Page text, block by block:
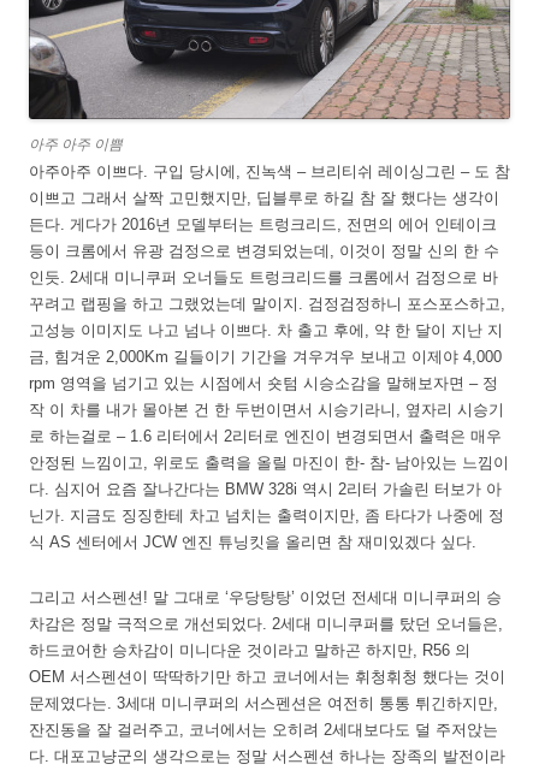
아주 아주 이쁨
아주아주 이쁘다. 구입 당시에, 진녹색 – 브리티쉬 레이싱그린 – 도 참
이쁘고 그래서 살짝 고민했지만, 딥블루로 하길 참 잘 했다는 생각이
든다. 게다가 2016년 모델부터는 트렁크리드, 전면의 에어 인테이크
등이 크롬에서 유광 검정으로 변경되었는데, 이것이 정말 신의 한 수
인듯. 2세대 미니쿠퍼 오너들도 트렁크리드를 크롬에서 검정으로 바
꾸려고 랩핑을 하고 그랬었는데 말이지. 검정검정하니 포스포스하고,
고성능 이미지도 나고 넘나 이쁘다. 차 출고 후에, 약 한 달이 지난 지
금, 힘겨운 2,000Km 길들이기 기간을 겨우겨우 보내고 이제야 4,000
rpm 영역을 넘기고 있는 시점에서 숏텀 시승소감을 말해보자면 – 정
작 이 차를 내가 몰아본 건 한 두번이면서 시승기라니, 옆자리 시승기
로 하는걸로 – 1.6 리터에서 2리터로 엔진이 변경되면서 출력은 매우
안정된 느낌이고, 위로도 출력을 올릴 마진이 한- 참- 남아있는 느낌이
다. 심지어 요즘 잘나간다는 BMW 328i 역시 2리터 가솔린 터보가 아
닌가. 지금도 징징한테 차고 넘치는 출력이지만, 좀 타다가 나중에 정
식 AS 센터에서 JCW 엔진 튜닝킷을 올리면 참 재미있겠다 싶다.
그리고 서스펜션! 말 그대로 ‘우당탕탕’ 이었던 전세대 미니쿠퍼의 승
차감은 정말 극적으로 개선되었다. 2세대 미니쿠퍼를 탔던 오너들은,
하드코어한 승차감이 미니다운 것이라고 말하곤 하지만, R56 의
OEM 서스펜션이 딱딱하기만 하고 코너에서는 휘청휘청 했다는 것이
문제였다는. 3세대 미니쿠퍼의 서스펜션은 여전히 통통 튀긴하지만,
잔진동을 잘 걸러주고, 코너에서는 오히려 2세대보다도 덜 주저앉는
다. 대포고냥군의 생각으로는 정말 서스펜션 하나는 장족의 발전이라